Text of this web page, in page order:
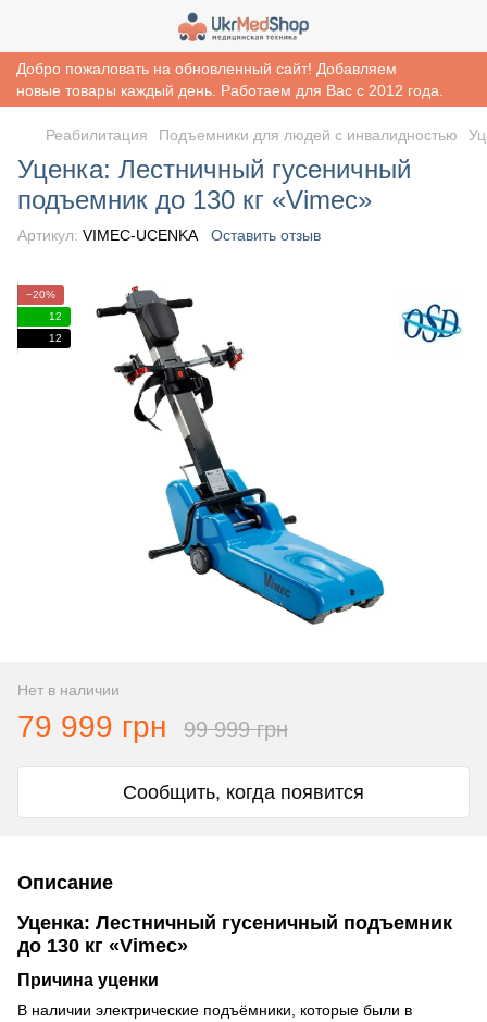
Добро пожаловать на обновленный сайт! Добавляем
новые товары каждый день. Работаем для Вас с 2012 года.
Реабилитация Подъемники для людей с инвалидностью
Уценка: Лестничный гусеничный
подъемник до 130 кг «Vimec»
Артикул: VIMEC-UCENKA Оставить отзыв
−20%
12
12
Нет в наличии
79 999 грн 99 999 грн
Сообщить, когда появится
Описание
Уценка: Лестничный гусеничный подъемник
до 130 кг «Vimec»
Причина уценки
В наличии электрические подъёмники, которые были в